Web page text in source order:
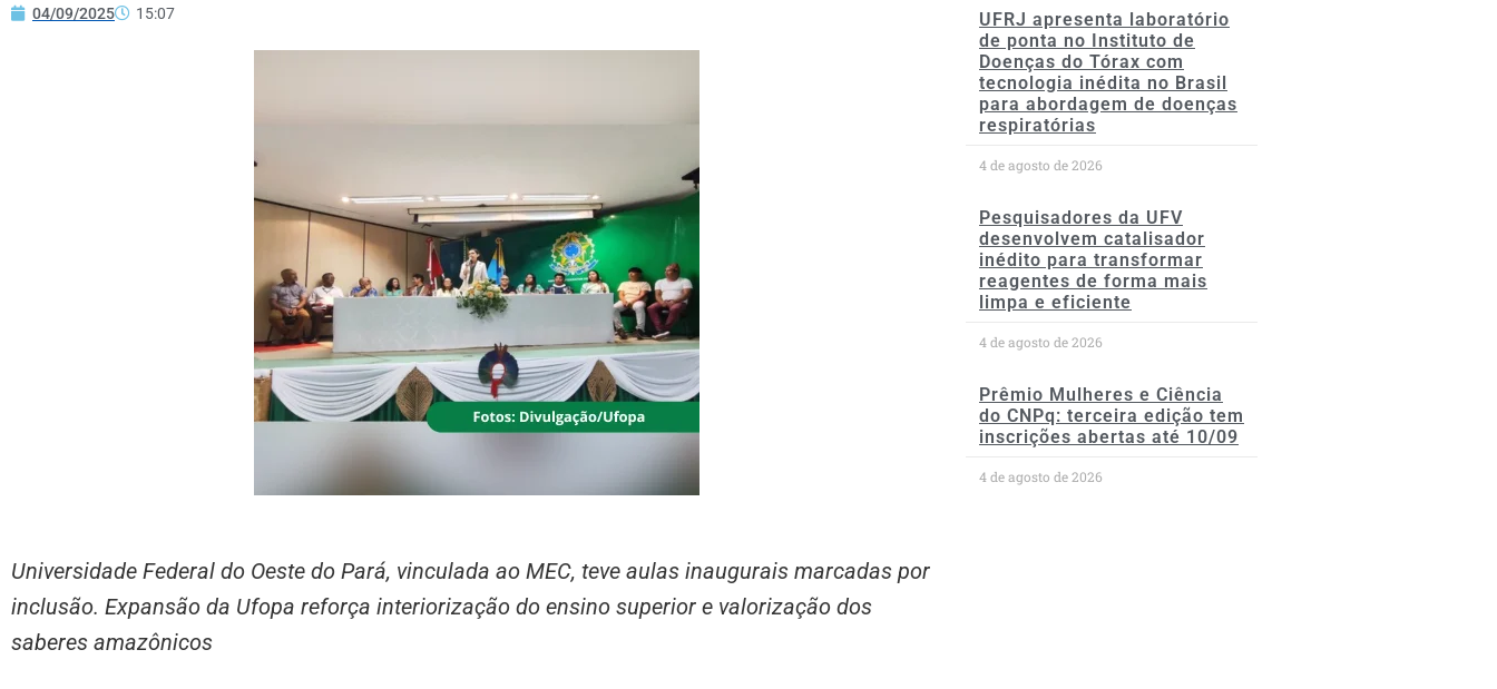
04/09/2025 15:07
Universidade Federal do Oeste do Pará, vinculada ao MEC, teve aulas inaugurais marcadas por
inclusão. Expansão da Ufopa reforça interiorização do ensino superior e valorização dos
saberes amazônicos
UFRJ apresenta laboratório
de ponta no Instituto de
Doenças do Tórax com
tecnologia inédita no Brasil
para abordagem de doenças
respiratórias
4 de agosto de 2026
Pesquisadores da UFV
desenvolvem catalisador
inédito para transformar
reagentes de forma mais
limpa e eficiente
4 de agosto de 2026
Prêmio Mulheres e Ciência
do CNPq: terceira edição tem
inscrições abertas até 10/09
4 de agosto de 2026